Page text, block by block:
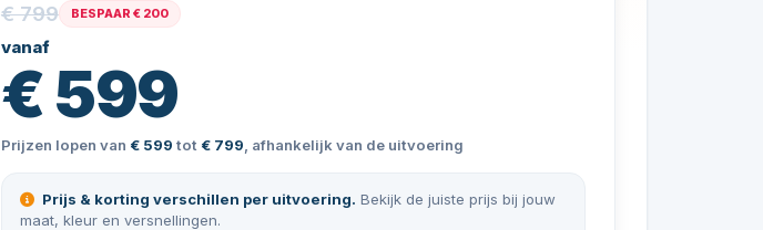
€ 799 BESPAAR € 200
vanaf
€ 599
Prijzen lopen van € 599 tot € 799 , afhankelijk van de uitvoering
Prijs & korting verschillen per uitvoering. Bekijk de juiste prijs bij jouw
maat, kleur en versnellingen.